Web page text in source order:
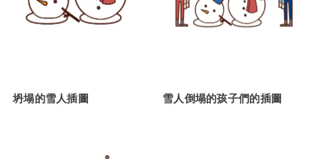
坍塌的雪人插圖 雪人倒塌的孩子們的插圖